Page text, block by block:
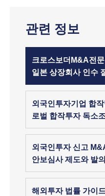
관련 정보
크로스보더M&A전
일본 상장회사 인수
외국인투자기업 합
로벌 합작투자 독소
외국인투자 신고
안보심사 제도와 발
해외투자 법률 가이